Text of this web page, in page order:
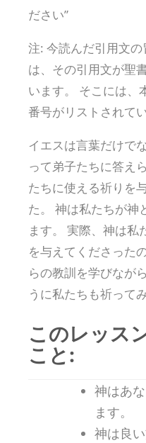
ださい”
注: 今読んだ引用文
は、その引用文が聖
います。 そこには、
番号がリストされてい
イエスは言葉だけで
って弟子たちに答え
たちに使える祈りを
た。 神は私たちが神
ます。 実際、神は私
を与えてくださった
らの教訓を学びなが
うに私たちも祈って
このレッス
こと:
神はあ
ます。
神は良い